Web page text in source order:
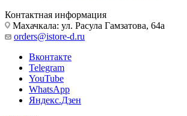
Контактная информация
Махачкала: ул. Расула Гамзатова, 64а
orders@istore-d.ru
Вконтакте
Telegram
YouTube
WhatsApp
Яндекс.Дзен